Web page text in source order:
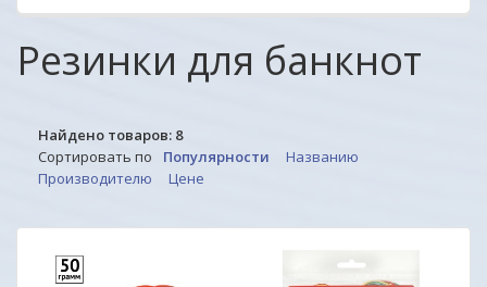
Резинки для банкнот
Найдено товаров: 8
Сортировать по
Популярности
Названию
Производителю
Цене